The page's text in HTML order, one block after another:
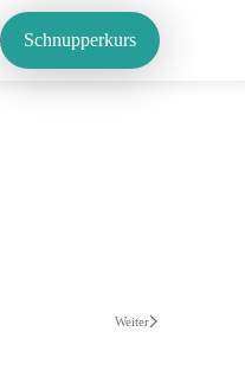
Schnupperkurs
Weiter